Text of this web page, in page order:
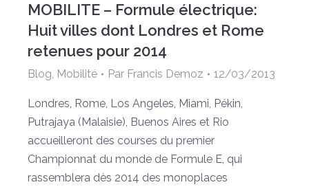
MOBILITE – Formule électrique:
Huit villes dont Londres et Rome
retenues pour 2014
Blog, Mobilité Par Francis Demoz 12/03/2013
Londres, Rome, Los Angeles, Miami, Pékin,
Putrajaya (Malaisie), Buenos Aires et Rio
accueilleront des courses du premier
Championnat du monde de Formule E, qui
rassemblera dès 2014 des monoplaces